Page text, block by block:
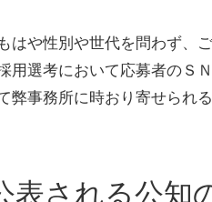
や性別や世代を問わず、
用選考において応募者のＳ
弊事務所に時おり寄せら
表される公知